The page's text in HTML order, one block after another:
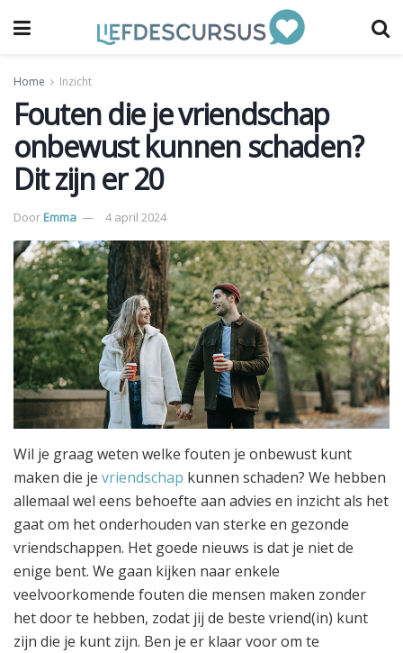
Home Inzicht
Fouten die je vriendschap
onbewust kunnen schaden?
Dit zijn er 20
DoorEmma 4 april 2024
Wil je graag weten welke fouten je onbewust kunt
maken die je vriendschap kunnen schaden? We hebben
allemaal wel eens behoefte aan advies en inzicht als het
gaat om het onderhouden van sterke en gezonde
vriendschappen. Het goede nieuws is dat je niet de
enige bent. We gaan kijken naar enkele
veelvoorkomende fouten die mensen maken zonder
het door te hebben, zodat jij de beste vriend(in) kunt
zijn die je kunt zijn. Ben je er klaar voor om te